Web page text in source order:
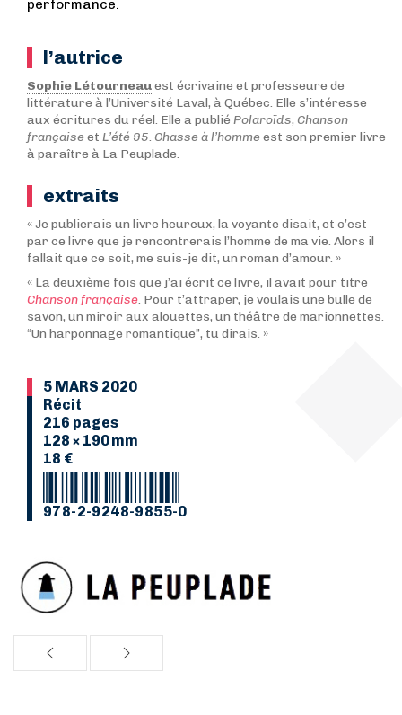
performance.
l’autrice
Sophie Létourneauest écrivaine et professeure de
littérature à l’Université Laval, à Québec. Elle s’intéresse
aux écritures du réel. Elle a publié Polaroïds, Chanson
françaiseet L’été 95. Chasse à l’hommeest son premier livre
à paraître à La Peuplade.
extraits
« Je publierais un livre heureux, la voyante disait, et c’est
par ce livre que je rencontrerais l’homme de ma vie. Alors il
fallait que ce soit, me suis-je dit, un roman d’amour. »
« La deuxième fois que j’ai écrit ce livre, il avait pour titre
Chanson française. Pour t’attraper, je voulais une bulle de
savon, un miroir aux alouettes, un théâtre de marionnettes.
“Un harponnage romantique”, tu dirais. »
5 MARS 2020
Récit
216 pages
128 × 190 mm
18 €
978-2-9248-9855-0